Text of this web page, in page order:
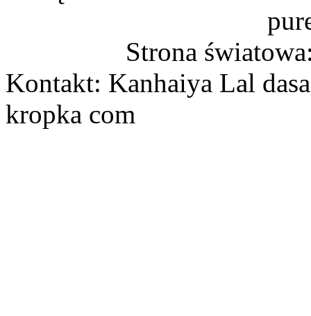
Strona
Kontakt: Kanhaiya Lal
kropka com